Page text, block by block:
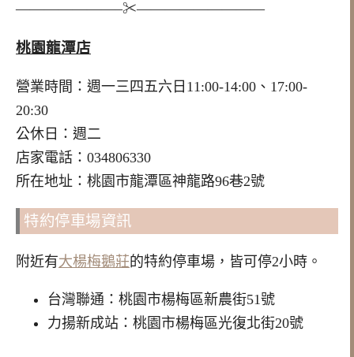
———————–✂—————————
桃園龍潭店
營業時間：週一三四五六日11:00-14:00、17:00-
20:30
公休日：週二
店家電話： 034806330
所在地址：桃園市龍潭區神龍路96巷2號
特約停車場資訊
附近有大楊梅鵝莊的特約停車場，皆可停2小時。
台灣聯通：桃園市楊梅區新農街51號
力揚新成站：桃園市楊梅區光復北街20號